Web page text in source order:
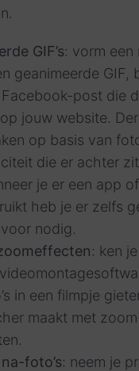
GIF’s: vorm een
geanimeerde GIF,
post die
jouw website.
op basis van
die er achter
je er een app
heb je er zelfs
nodig.
: ken
in een filmpje
maakt met
foto’s: neem je